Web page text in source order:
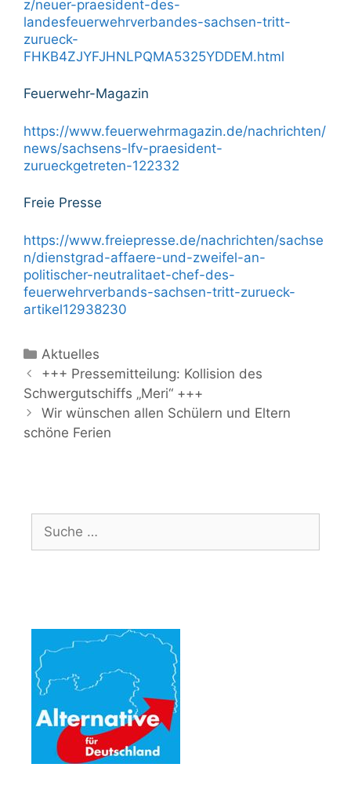
z/neuer-praesident-des-
landesfeuerwehrverbandes-sachsen-tritt-
zurueck-
FHKB4ZJYFJHNLPQMA5325YDDEM.html
Feuerwehr-Magazin
https://www.feuerwehrmagazin.de/nachrichten/
news/sachsens-lfv-praesident-
zurueckgetreten-122332
Freie Presse
https://www.freiepresse.de/nachrichten/sachse
n/dienstgrad-affaere-und-zweifel-an-
politischer-neutralitaet-chef-des-
feuerwehrverbands-sachsen-tritt-zurueck-
artikel12938230
Kategorien
Aktuelles
Beitrags-
Navigation
+++ Pressemitteilung: Kollision des
Schwergutschiffs „Meri“ +++
Wir wünschen allen Schülern und Eltern
schöne Ferien
nach: